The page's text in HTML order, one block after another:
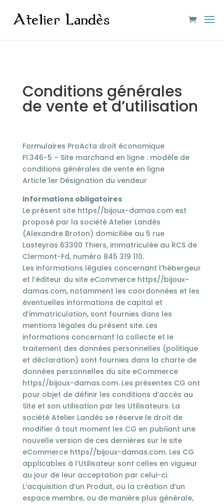
Conditions générales
de vente et d’utilisation
Formulaires ProActa droit économique
FI.346-5 – Site marchand en ligne : modèle de
conditions générales de vente en ligne
Article 1er Désignation du vendeur
Informations obligatoires
Le présent site https//bijoux-damas.com est
proposé par la société Atelier Landès
(Alexandre Broton) domiciliée au 5 rue
Lasteyras 63300 Thiers, immatriculée au RCS de
Clermont-Fd, numéro 845 319 110.
Les informations légales concernant l’hébergeur
et l’éditeur du site eCommerce https//bijoux-
damas.com, notamment les coordonnées et les
éventuelles informations de capital et
d’immatriculation, sont fournies dans les
mentions légales du présent site. Les
informations concernant la collecte et le
traitement des données personnelles (politique
et déclaration) sont fournies dans la charte de
données personnelles du site eCommerce
https//bijoux-damas.com. Les présentes CG ont
pour objet de définir les conditions d’accès au
Site et son utilisation par les Utilisateurs. La
société Atelier Landès se réserve le droit de
modifier à tout moment les CG en publiant une
nouvelle version de ces dernières sur le site
eCommerce https//bijoux-damas.com. Les CG
applicables à l’Utilisateur sont celles en vigueur
au jour de leur acceptation par celui-ci.
L’acquisition d’un Produit, ou la création d’un
espace membre, ou de manière plus générale,